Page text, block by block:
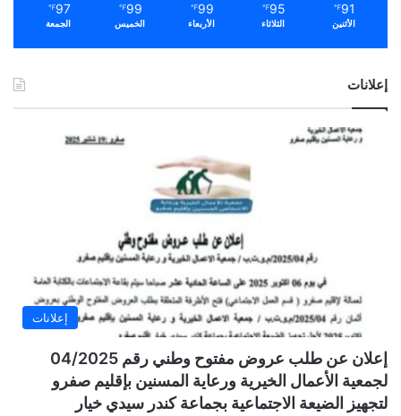
91
℉
الأثنين
95
℉
الثلاثاء
99
℉
الأربعاء
99
℉
الخميس
97
℉
الجمعة
إعلانات
إعلانات
إعلان عن طلب عروض مفتوح وطني رقم 04/2025
لجمعية الأعمال الخيرية ورعاية المسنين بإقليم صفرو
لتجهيز الضيعة الاجتماعية بجماعة كندر سيدي خيار